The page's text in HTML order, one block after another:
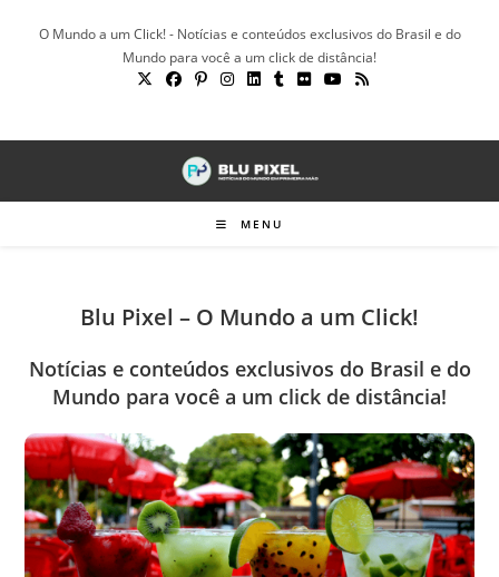
O Mundo a um Click! - Notícias e conteúdos exclusivos do Brasil e do
Mundo para você a um click de distância!
MENU
Blu Pixel – O Mundo a um Click!
Notícias e conteúdos exclusivos do Brasil e do
Mundo para você a um click de distância!